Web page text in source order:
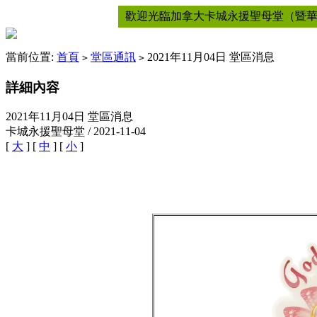
歡迎光臨加拿大卡城永援聖母堂（暨
當前位置: 首頁 > 堂區通訊 > 2021年11月04日 堂區消息
詳細內容
2021年11月04日 堂區消息
卡城永援聖母堂 / 2021-11-04
[ 大 ] [ 中 ] [ 小 ]